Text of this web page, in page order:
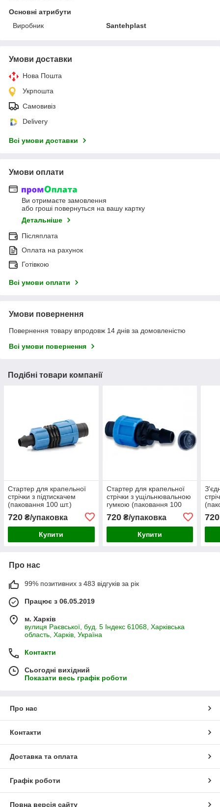
Основні атрибути
Виробник
Santehplast
Умови доставки
Нова Пошта
Укрпошта
Самовивіз
Delivery
Всі умови доставки
Умови оплати
Ви отримаєте замовлення
або гроші повернуться на вашу картку
Детальніше
Післяплата
Оплата на рахунок
Готівкою
Всі умови оплати
Умови повернення
Повернення товару впродовж 14 днів за домовленістю
Всі умови повернення
Подібні товари компанії
Стартер для крапельної
стрічки з підтискачем
(паковання 100 шт.)
720 ₴/упаковка
Купити
Стартер для крапельної
стрічки з ущільнювальною
гумкою (паковання 100
720₴/упаковка
Купити
720
Про нас
99% позитивних з 483 відгуків за рік
Працює з 06.05.2019
м. Харків
вулиця Раєвської, буд. 5 Індекс 61068, Харківська
область, Харків, Україна
Контакти
Сьогодні вихідний
Показати весь графік роботи
Про нас
Контакти
Доставка та оплата
Графік роботи
Повна версія сайту